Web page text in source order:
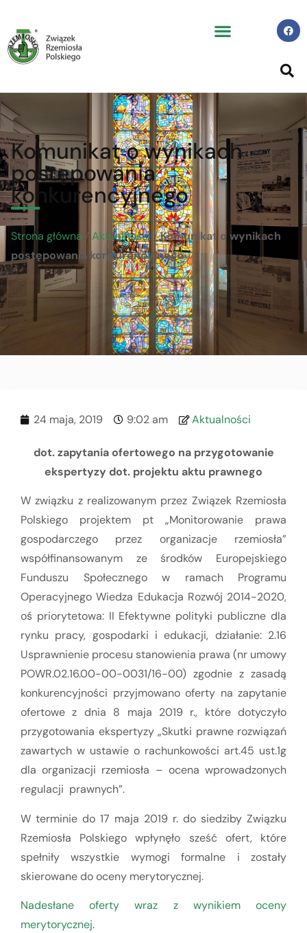
Komunikat o wynikach
postępowania
konkurencyjnego
Strona główna / Aktualności /Komunikat o wynikach
postępowania konkurencyjnego
24 maja, 2019 9:02 am Aktualności
dot. zapytania ofertowego na przygotowanie
ekspertyzy dot. projektu aktu prawnego
W związku z realizowanym przez Związek Rzemiosła
Polskiego projektem pt „Monitorowanie prawa
gospodarczego przez organizacje rzemiosła”
współfinansowanym ze środków Europejskiego
Funduszu Społecznego w ramach Programu
Operacyjnego Wiedza Edukacja Rozwój 2014-2020,
oś priorytetowa: II Efektywne polityki publiczne dla
rynku pracy, gospodarki i edukacji, działanie: 2.16
Usprawnienie procesu stanowienia prawa (nr umowy
POWR.02.16.00-00-0031/16-00) zgodnie z zasadą
konkurencyjności przyjmowano oferty na zapytanie
ofertowe z dnia 8 maja 2019 r., które dotyczyło
przygotowania ekspertyzy „Skutki prawne rozwiązań
zawartych w ustawie o rachunkowości art.45 ust.1g
dla organizacji rzemiosła – ocena wprowadzonych
regulacji prawnych”.
W terminie do 17 maja 2019 r. do siedziby Związku
Rzemiosła Polskiego wpłynęło sześć ofert, które
spełniły wszystkie wymogi formalne i zostały
skierowane do oceny merytorycznej.
Nadesłane oferty wraz z wynikiem oceny
merytorycznej.